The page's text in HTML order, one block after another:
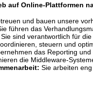
auf Online-Plattformen
und bauen unsere
führen das
Sie sind verantwortlich für
steuern und
das Reporting
die Middleware-
Sie arbeiten